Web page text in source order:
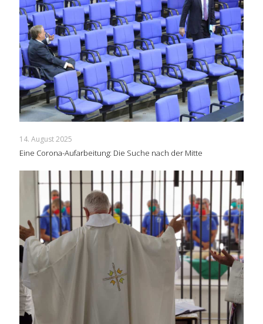
14. August 2025
Eine Corona-Aufarbeitung: Die Suche nach der Mitte